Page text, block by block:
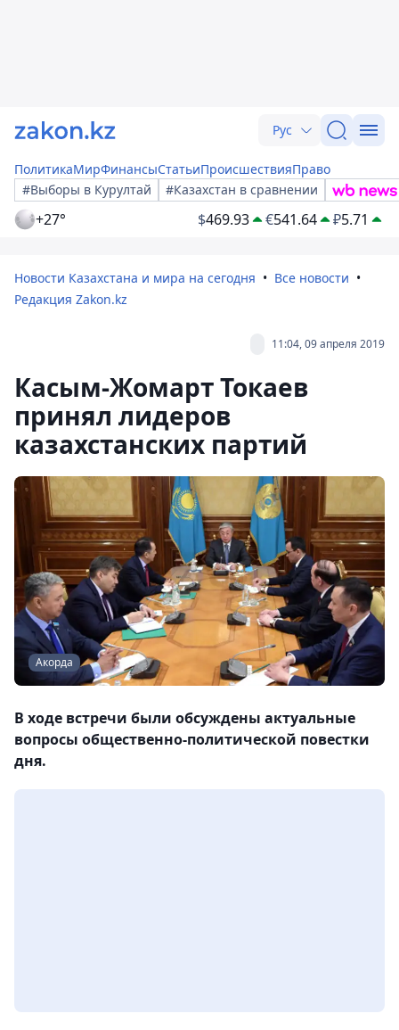
Рус
ПолитикаМирФинансыСтатьиПроисшествияПраво
#Выборы в Курултай
#Казахстан в сравнении
+27° $469.93 €541.64 ₽5.71
Новости Казахстана и мира на сегодня
Все новости
Редакция Zakon.kz
11:04, 09 апреля 2019
Касым-Жомарт Токаев
принял лидеров
казахстанских партий
Акорда
В ходе встречи были обсуждены актуальные
вопросы общественно-политической повестки
дня.